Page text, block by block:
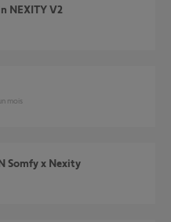
NEXITY V2
mois
Somfy x Nexity